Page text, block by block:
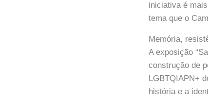
iniciativa é
tema que o
Memória,
A exposição
construção de
LGBTQIAPN+
história e a